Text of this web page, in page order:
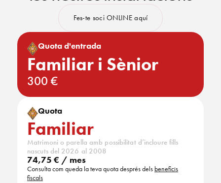
Fes-te soci ONLINE aquí
Quota d'entrada
Familiar i Sènior
300 €
Quota
Familiar
Matrimoni o parella amb possibilitat d’incloure fills
nascuts del 2026 al 2008
74,75 € / mes
Consulta com queda la teva quota després dels beneficis
fiscals